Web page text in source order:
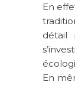
En
détail
En